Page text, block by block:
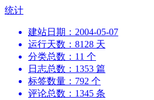
跳
统计
建站日期：2004-05-07
运行天数：8128 天
分类总数：11 个
日志总数：1353 篇
标签数量：792 个
评论总数：1345 条